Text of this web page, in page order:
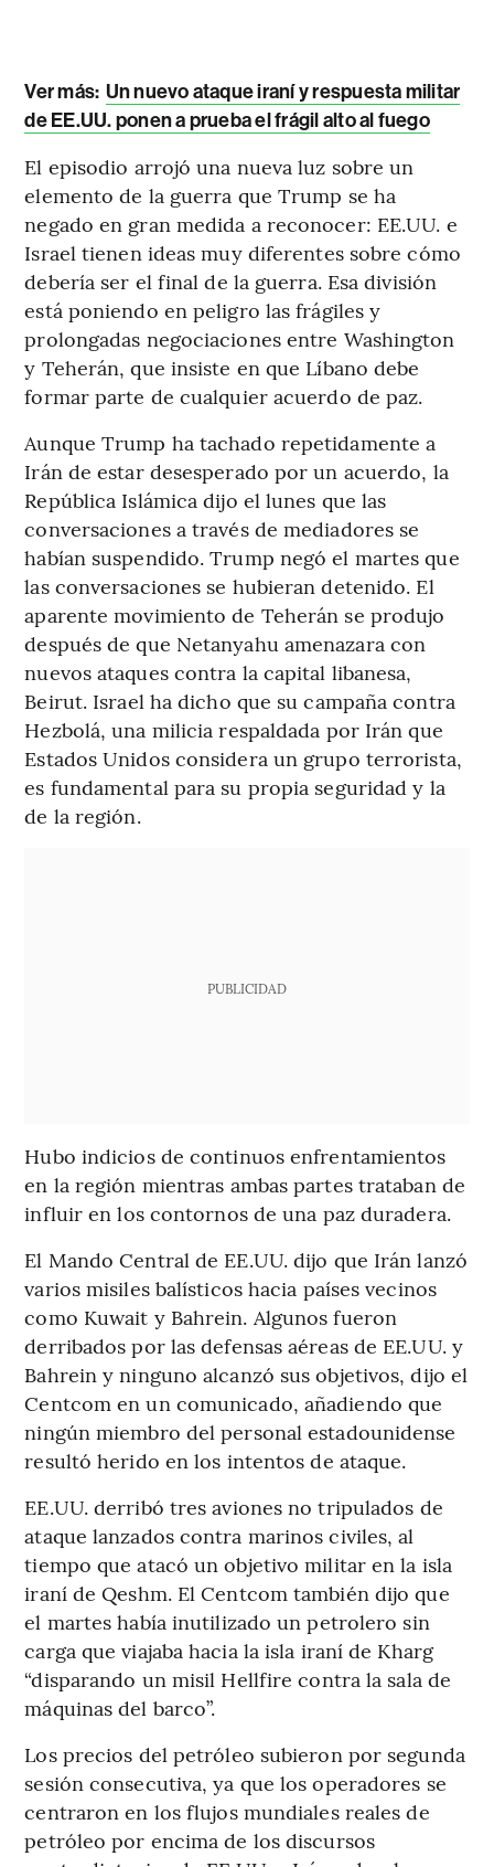
Ver más: Un nuevo ataque iraní y respuesta militar
de EE.UU. ponen a prueba el frágil alto al fuego
El episodio arrojó una nueva luz sobre un
elemento de la guerra que Trump se ha
negado en gran medida a reconocer: EE.UU. e
Israel tienen ideas muy diferentes sobre cómo
debería ser el final de la guerra. Esa división
está poniendo en peligro las frágiles y
prolongadas negociaciones entre Washington
y Teherán, que insiste en que Líbano debe
formar parte de cualquier acuerdo de paz.
Aunque Trump ha tachado repetidamente a
Irán de estar desesperado por un acuerdo, la
República Islámica dijo el lunes que las
conversaciones a través de mediadores se
habían suspendido. Trump negó el martes que
las conversaciones se hubieran detenido. El
aparente movimiento de Teherán se produjo
después de que Netanyahu amenazara con
nuevos ataques contra la capital libanesa,
Beirut. Israel ha dicho que su campaña contra
Hezbolá, una milicia respaldada por Irán que
Estados Unidos considera un grupo terrorista,
es fundamental para su propia seguridad y la
de la región.
PUBLICIDAD
Hubo indicios de continuos enfrentamientos
en la región mientras ambas partes trataban de
influir en los contornos de una paz duradera.
El Mando Central de EE.UU. dijo que Irán lanzó
varios misiles balísticos hacia países vecinos
como Kuwait y Bahrein. Algunos fueron
derribados por las defensas aéreas de EE.UU. y
Bahrein y ninguno alcanzó sus objetivos, dijo el
Centcom en un comunicado, añadiendo que
ningún miembro del personal estadounidense
resultó herido en los intentos de ataque.
EE.UU. derribó tres aviones no tripulados de
ataque lanzados contra marinos civiles, al
tiempo que atacó un objetivo militar en la isla
iraní de Qeshm. El Centcom también dijo que
el martes había inutilizado un petrolero sin
carga que viajaba hacia la isla iraní de Kharg
“disparando un misil Hellfire contra la sala de
máquinas del barco”.
Los precios del petróleo subieron por segunda
sesión consecutiva, ya que los operadores se
centraron en los flujos mundiales reales de
petróleo por encima de los discursos